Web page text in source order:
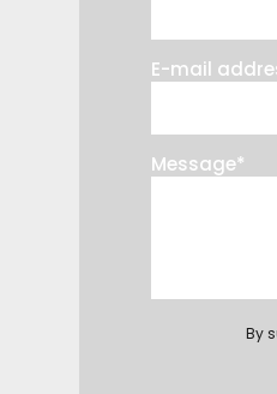
E-mail
Message*
By